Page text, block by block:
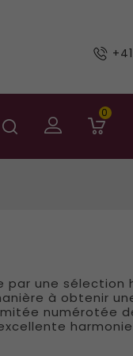
0
par une sélection
à obtenir
numérotée